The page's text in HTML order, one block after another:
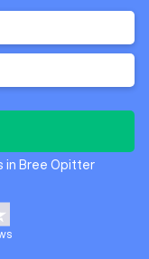
in Bree Opitter